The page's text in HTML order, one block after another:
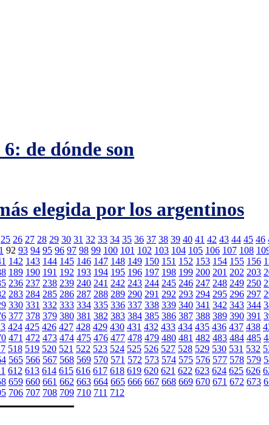
de dónde son
elegida por los argentinos
25 26 27 28 29 30 31 32 33 34 35 36 37 38 39 40 41 42 43 44 45 46
92 93 94 95 96 97 98 99 100 101 102 103 104 105 106 107 108
142 143 144 145 146 147 148 149 150 151 152 153 154 155 156
189 190 191 192 193 194 195 196 197 198 199 200 201 202 203
236 237 238 239 240 241 242 243 244 245 246 247 248 249 250
283 284 285 286 287 288 289 290 291 292 293 294 295 296 297
330 331 332 333 334 335 336 337 338 339 340 341 342 343 344
377 378 379 380 381 382 383 384 385 386 387 388 389 390 391
424 425 426 427 428 429 430 431 432 433 434 435 436 437 438
471 472 473 474 475 476 477 478 479 480 481 482 483 484 485
518 519 520 521 522 523 524 525 526 527 528 529 530 531 532
565 566 567 568 569 570 571 572 573 574 575 576 577 578 579
612 613 614 615 616 617 618 619 620 621 622 623 624 625 626
659 660 661 662 663 664 665 666 667 668 669 670 671 672 673
706 707 708 709 710 711 712